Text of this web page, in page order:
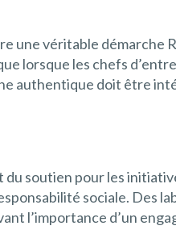
véritable démarche
lorsque les chefs
authentique doit être
soutien pour les
sociale. Des
l’importance d’un